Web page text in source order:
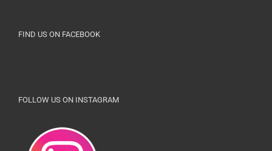
FIND US ON FACEBOOK
FOLLOW US ON INSTAGRAM